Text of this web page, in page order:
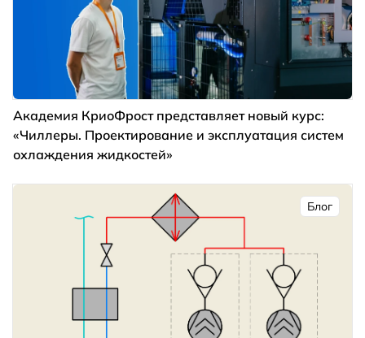
Академия КриоФрост представляет новый курс:
«Чиллеры. Проектирование и эксплуатация систем
охлаждения жидкостей»
Блог